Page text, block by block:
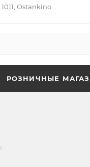
Ostankino
РОЗНИЧНЫЕ